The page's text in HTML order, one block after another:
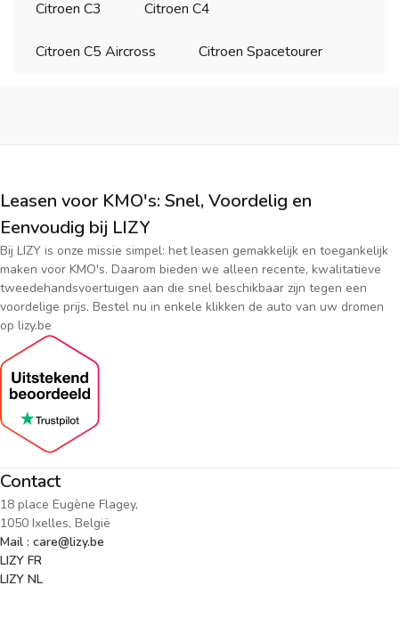
Citroen C3 Citroen C4
Citroen C5 Aircross Citroen Spacetourer
Leasen voor KMO's: Snel, Voordelig en
Eenvoudig bij LIZY
Bij LIZY is onze missie simpel: het leasen gemakkelijk en toegankelijk
maken voor KMO's. Daarom bieden we alleen recente, kwalitatieve
tweedehandsvoertuigen aan die snel beschikbaar zijn tegen een
voordelige prijs. Bestel nu in enkele klikken de auto van uw dromen
op lizy.be
Contact
18 place Eugène Flagey,
1050 Ixelles, België
Mail : care@lizy.be
LIZY FR
LIZY NL